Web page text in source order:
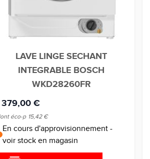
LAVE LINGE SECHANT
INTEGRABLE BOSCH
WKD28260FR
379,00 €
éco-p 15,42 €
En cours d'approvisionnement -
voir stock en magasin